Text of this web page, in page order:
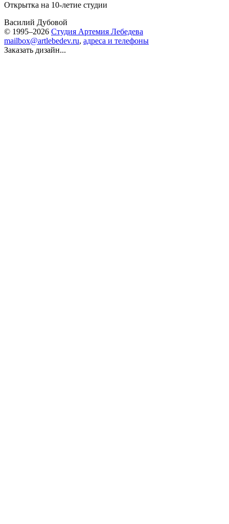
Открытка на 10-летие студии
Василий Дубовой
© 1995–2026 Студия Артемия Лебедева
mailbox@artlebedev.ru, адреса и телефоны
Заказать дизайн...